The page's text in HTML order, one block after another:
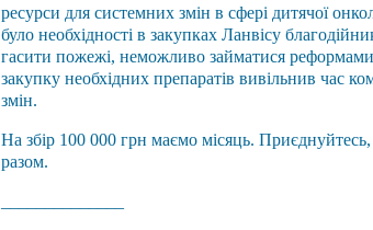
ресурси для системних змін в сфері дитячої
було необхідності в закупках Ланвісу
гасити пожежі, неможливо займатися
закупку необхідних препаратів вивільнив час
змін.
На збір 100 000 грн маємо місяць.
разом.